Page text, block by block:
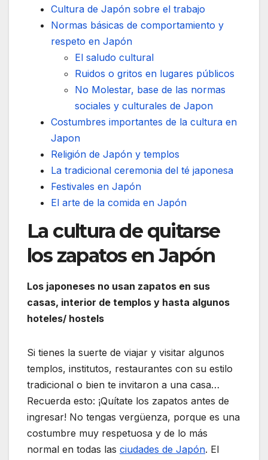
Cultura de Japón sobre el trabajo
Normas básicas de comportamiento y
respeto en Japón
El saludo cultural
Ruidos o gritos en lugares públicos
No Molestar, base de las normas
sociales y culturales de Japon
Costumbres importantes de la cultura en
Japon
Religión de Japón y templos
La tradicional ceremonia del té japonesa
Festivales en Japón
El arte de la comida en Japón
La cultura de quitarse
los zapatos en Japón
Los japoneses no usan zapatos en sus
casas, interior de templos y hasta algunos
hoteles/ hostels
Si tienes la suerte de viajar y visitar algunos
templos, institutos, restaurantes con su estilo
tradicional o bien te invitaron a una casa…
Recuerda esto: ¡Quítate los zapatos antes de
ingresar! No tengas vergüenza, porque es una
costumbre muy respetuosa y de lo más
normal en todas las ciudades de Japón. El